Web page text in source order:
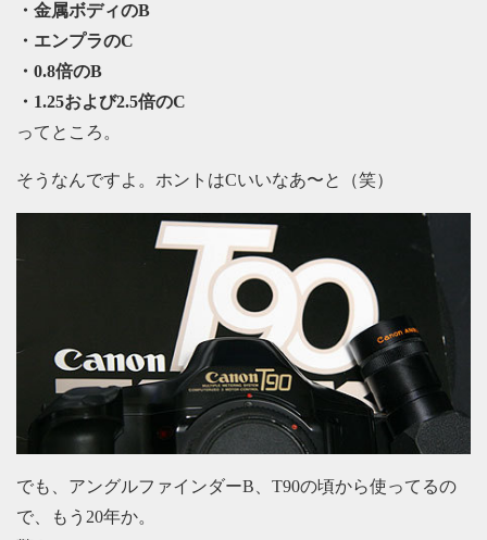
・金属ボディのB
・エンプラのC
・0.8倍のB
・1.25および2.5倍のC
ってところ。
そうなんですよ。ホントはCいいなあ〜と（笑）
でも、アングルファインダーB、T90の頃から使ってるの
で、もう20年か。